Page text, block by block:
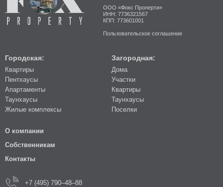
ООО «Фокс Проперти»
ИНН: 7736321567
КПП: 773601001
Пользовательское соглашение
Городская:
Квартиры
Пентхаусы
Апартаменты
Таунхаусы
Жилые комплексы
Загородная:
Дома
Участки
Квартиры
Таунхаусы
Поселки
О компании
Собственникам
Контакты
+7 (495) 790–48–88